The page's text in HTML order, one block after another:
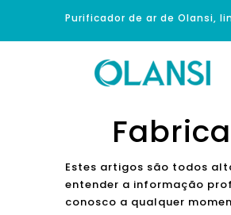
Purificador de ar de Olansi,
Estes artigos são todos
entender a informação
conosco a qualquer